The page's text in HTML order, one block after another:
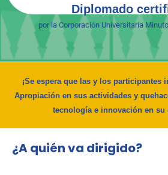
Diplomado
por la Corporación Universitaria
¡Se espera que las y los participantes
Apropiación en sus actividades y
tecnología e innovación en su
¿A quién va dirigido?